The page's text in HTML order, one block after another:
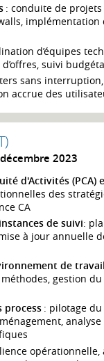
: conduite de projets
implémentation
d’équipes
suivi
sans
accrue des
2023
d'Activités (PCA)
des
CA
de suivi:
à jour annuelle
de travail
gestion
process: pilotage du
opérationnelle,